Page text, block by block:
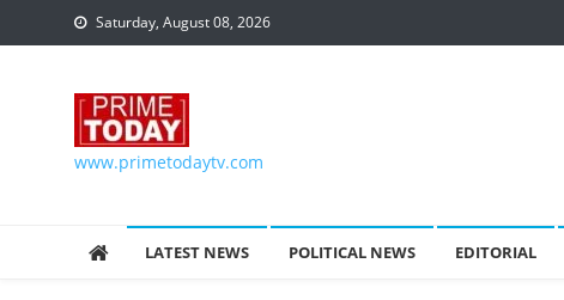
Skip to contentSaturday, August 08, 2026
www.primetodaytv.com
LATEST NEWS POLITICAL NEWS EDITORIAL